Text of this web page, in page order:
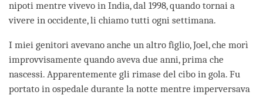
nipoti mentre vivevo in India, dal 1998, quando tornai a
vivere in occidente, li chiamo tutti ogni settimana.
I miei genitori avevano anche un altro figlio, Joel, che morì
improvvisamente quando aveva due anni, prima che
nascessi. Apparentemente gli rimase del cibo in gola. Fu
portato in ospedale durante la notte mentre imperversava